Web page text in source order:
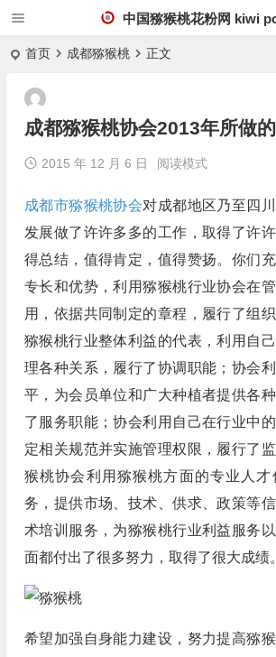
中国猕猴桃花粉网 kiwi
首页 成都猕猴桃 正文
成都猕猴桃协会2013年所做
2015 年 12 月 6 日 阅读模式
成都市猕猴桃协会对成都地区乃至四
发展做了许许多多的工作，取得了许
得总结，值得肯定，值得赞扬。你们
专长和优势，利用猕猴桃行业协会在
用，依据共同制定的章程，履行了组
猕猴桃行业整体利益的代表，利用自
理各种关系，履行了协调职能；协会
平，为会员单位和广大种植者提供各
了服务职能；协会利用自己在行业中
定相关规范并实施管理权限，履行了
猴桃协会利用猕猴桃方面的专业人才
务，提供市场、技术、供求、政策等
术培训服务，为猕猴桃行业利益服务
面都付出了很多努力，取得了很大成绩。
希望加强自身能力建设，努力提高猕